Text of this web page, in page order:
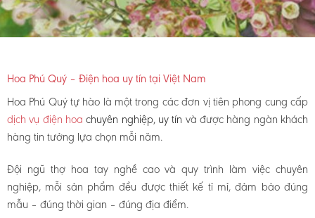
Hoa Phú Quý – Điện hoa uy tín tại Việt Nam
Hoa Phú Quý tự hào là một trong các đơn vị tiên phong cung cấp
dịch vụ điện hoachuyên nghiệp, uy tín và được hàng ngàn khách
hàng tin tưởng lựa chọn mỗi năm.
Đội ngũ thợ hoa tay nghề cao và quy trình làm việc chuyên
nghiệp, mỗi sản phẩm đều được thiết kế tỉ mỉ, đảm bảo đúng
mẫu – đúng thời gian – đúng địa điểm.